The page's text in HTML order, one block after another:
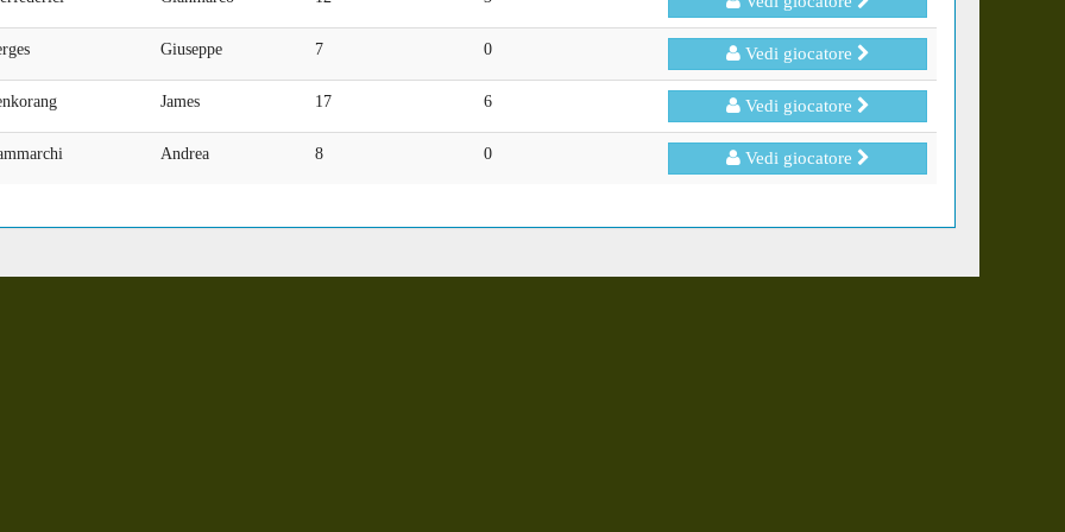
Giuseppe 7 0 Vedi giocatore
James 17 6 Vedi giocatore
Andrea 8 0 Vedi giocatore